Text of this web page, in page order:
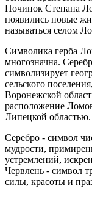
Починок Степана
появились новые
называться селом
Символика герба
многозначна.
символизирует
сельского
Воронежской
расположение
Липецкой областью.
Серебро - символ
мудрости,
устремлений,
Червлень - символ
силы, красоты и